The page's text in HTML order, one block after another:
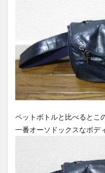
ペットボトルと比べるとこ
一番オーソドックスなボデ